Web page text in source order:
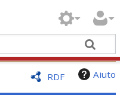
RDF Aiuto